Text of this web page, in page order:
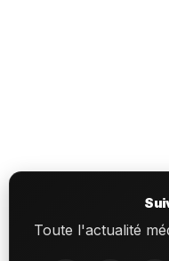
Toute l'actualité